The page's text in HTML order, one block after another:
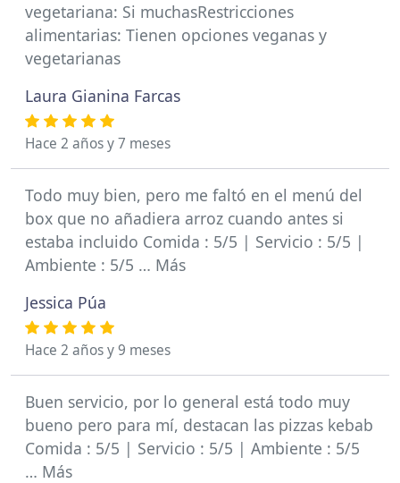
vegetariana: Si muchasRestricciones
alimentarias: Tienen opciones veganas y
vegetarianas
Laura Gianina Farcas
Hace 2 años y 7 meses
Todo muy bien, pero me faltó en el menú del
box que no añadiera arroz cuando antes si
estaba incluido Comida : 5/5 | Servicio : 5/5 |
Ambiente : 5/5 … Más
Jessica Púa
Hace 2 años y 9 meses
Buen servicio, por lo general está todo muy
bueno pero para mí, destacan las pizzas kebab
Comida : 5/5 | Servicio : 5/5 | Ambiente : 5/5
… Más